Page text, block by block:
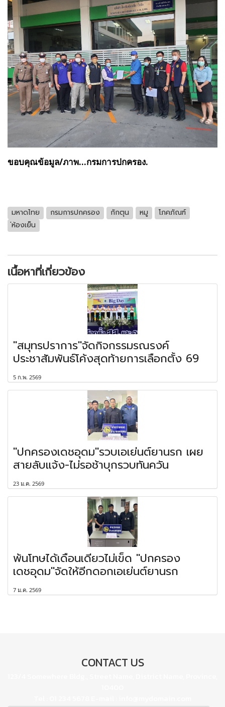
ขอบคุณข้อมูล/ภาพ...กรมการปกครอง.
มหาดไทย กรมการปกครอง กักตุน หมู
โภคภัณฑ์
่ห้องเย็น
เนื้อหาที่เกี่ยวข้อง
"สมุทรปราการ"จัดกิจกรรมรณรงค์
ประชาสัมพันธ์โค้งสุดท้ายการเลือกตั้ง 69
5 ก.พ. 2569
"ปกครองเดชอุดม"รวบเอเย่นต์ยานรก เผย
สายลับแจ้ง-ไม่รอช้าบุกรวบทันควัน
23 ม.ค. 2569
พ้นโทษได้เดือนเดียวไม่เข็ด "ปกครอง
เดชอุดม"จัดให้อีกดอกเอเย่นต์ยานรก
7 ม.ค. 2569
CONTACT US